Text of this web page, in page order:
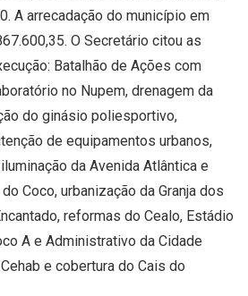
A arrecadação do município em
O Secretário citou as
Batalhão de Ações com
no Nupem, drenagem da
do ginásio poliesportivo,
de equipamentos urbanos,
da Avenida Atlântica e
Coco, urbanização da Granja dos
reformas do Cealo, Estádio
A e Administrativo da Cidade
e cobertura do Cais do